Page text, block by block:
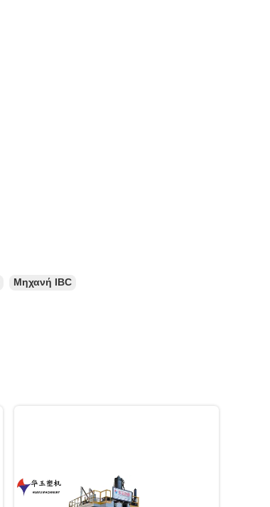
Μηχανή IBC